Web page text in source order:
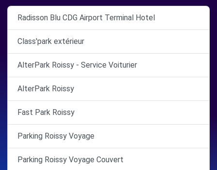
Radisson Blu CDG Airport Terminal Hotel
Class'park extérieur
AlterPark Roissy - Service Voiturier
AlterPark Roissy
Fast Park Roissy
Parking Roissy Voyage
Parking Roissy Voyage Couvert